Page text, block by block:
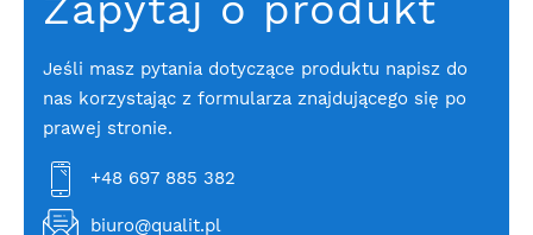
Jeśli masz pytania dotyczące produktu napisz do
nas korzystając z formularza znajdującego się po
prawej stronie.
+48 697 885 382
biuro@qualit.pl